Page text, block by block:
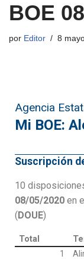
BOE
por Editor 8
Agencia
Mi BOE:
Suscripción
10
08/05/2020 en
( DOUE)
Total
1